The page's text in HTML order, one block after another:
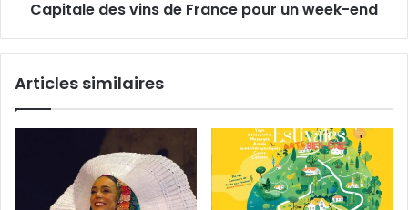
u
n
Capitale des vins de France pour un week-end
Articles similaires